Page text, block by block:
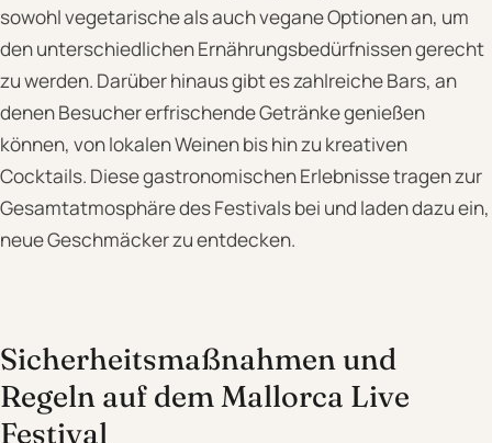
sowohl vegetarische als auch vegane Optionen an, um
den unterschiedlichen Ernährungsbedürfnissen gerecht
zu werden. Darüber hinaus gibt es zahlreiche Bars, an
denen Besucher erfrischende Getränke genießen
können, von lokalen Weinen bis hin zu kreativen
Cocktails. Diese gastronomischen Erlebnisse tragen zur
Gesamtatmosphäre des Festivals bei und laden dazu ein,
neue Geschmäcker zu entdecken.
Sicherheitsmaßnahmen und
Regeln auf dem Mallorca Live
Festival